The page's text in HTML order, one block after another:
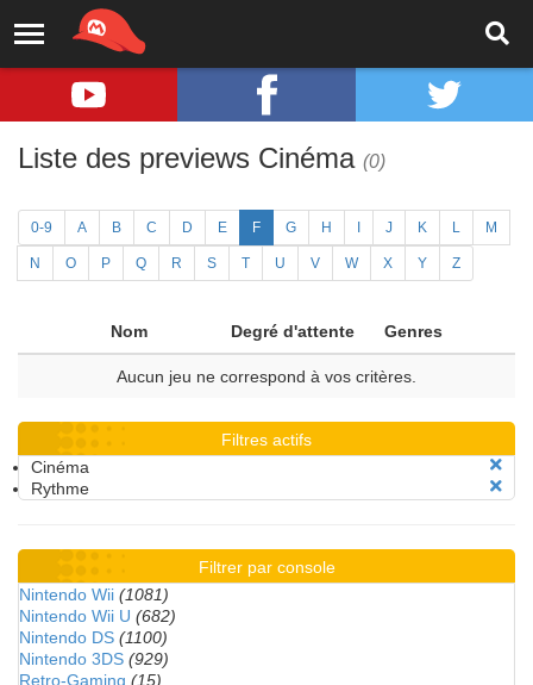
Liste des previews Cinéma (0)
0-9 A B C D E F G H J K L M
N O P Q R S T U V W X Y Z
Nom Degré d'attente Genres
Aucun jeu ne correspond à vos critères.
Filtres actifs
Cinéma
Rythme
Filtrer par console
Nintendo Wii (1081)
Nintendo Wii U (682)
Nintendo DS (1100)
Nintendo 3DS (929)
Retro-Gaming (15)